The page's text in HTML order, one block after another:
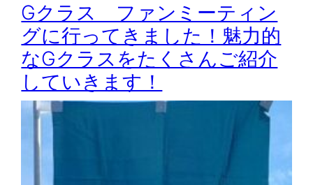
Gクラス ファンミーティン
グに行ってきました！魅力的
なGクラスをたくさんご紹介
していきます！